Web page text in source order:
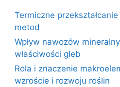
Termiczne
metod
Wpływ nawozów
właściwości gleb
Rola i znaczenie
wzroście i rozwoju roślin